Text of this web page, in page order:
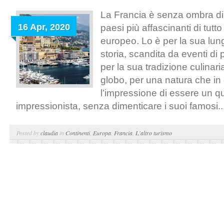
16 Apr, 2020
La Francia è senza ombra
paesi più affascinanti di
europeo. Lo è per la sua
storia, scandita da eventi di
per la sua tradizione
globo, per una natura che in
l’impressione di essere un
impressionista, senza dimenticare i suoi
Posted byclaudia in Continenti, Europa Francia L'altro turismo